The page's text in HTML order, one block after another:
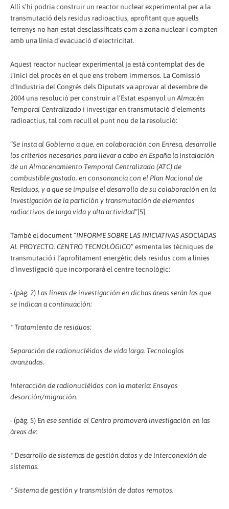
Allí s’hi podria construir un reactor nuclear experimental per a la
transmutació dels residus radioactius, aprofitant que aquells
terrenys no han estat desclassificats com a zona nuclear i compten
amb una línia d’evacuació d’electricitat.
Aquest reactor nuclear experimental ja està contemplat des de
l’inici del procés en el que ens trobem immersos. La Comissió
d’Industria del Congrés dels Diputats va aprovar al desembre de
2004 una resolució per construir a l’Estat espanyol un Almacén
Temporal Centralizado i investigar en transmutació d’elements
radioactius, tal com recull el punt nou de la resolució:
“Se insta al Gobierno a que, en colaboración con Enresa, desarrolle
los criterios necesarios para llevar a cabo en España la instalación
de un Almacenamiento Temporal Centralizado (ATC) de
combustible gastado, en consonancia con el Plan Nacional de
Residuos, y a que se impulse el desarrollo de su colaboración en la
investigación de la partición y transmutación de elementos
radiactivos de larga vida y alta actividad”[5].
També el document “INFORME SOBRE LAS INICIATIVAS ASOCIADAS
AL PROYECTO. CENTRO TECNOLÓGICO” esmenta les tècniques de
transmutació i l’aprofitament energètic dels residus com a línies
d’investigació que incorporarà el centre tecnològic:
- (pàg. 2) Las líneas de investigación en dichas áreas serán las que
se indican a continuación:
* Tratamiento de residuos:
Separación de radionucléidos de vida larga. Tecnologías
avanzadas.
Interacción de radionucléidos con la materia: Ensayos
desorción/migración.
- (pàg. 5) En ese sentido el Centro promoverá investigación en las
áreas de:
* Desarrollo de sistemas de gestión datos y de interconexión de
sistemas.
* Sistema de gestión y transmisión de datos remotos.